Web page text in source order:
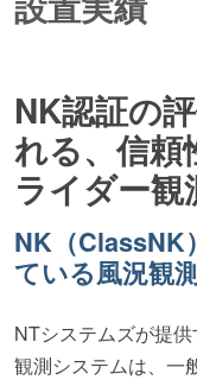
NK認証の
れる、信頼
ライダー
NK（ClassNK
ている風況観
NTシステムズが提
観測システムは、一